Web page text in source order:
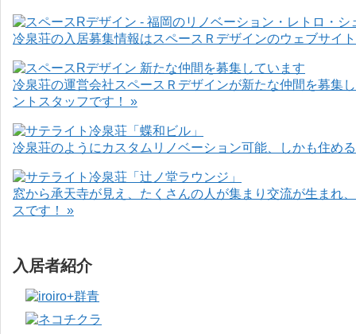
冷泉荘の入居募集情報はスペースＲデザインのウェブサイ
冷泉荘の運営会社スペースＲデザインが新たな仲間を募集
ントスタッフです！ »
冷泉荘のようにカスタムリノベーション可能、しかも住め
窓から承天寺が見え、たくさんの人が集まり交流が生まれ
スです！ »
入居者紹介